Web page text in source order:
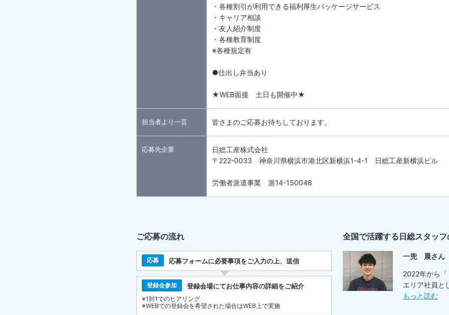
・各種割引が利用できる福利厚生パッケージサービス
・キャリア相談
・友人紹介制度
・各種教育制度
※各種規定有
●仕出し弁当あり
★WEB面接 土日も開催中★
担当者より一言 皆さまのご応募お待ちしております。
応募先企業
日総工産株式会社
〒222-0033 神奈川県横浜市港北区新横浜1-4-1 日総工産新横浜ビル
労働者派遣事業 派14-150048
ご応募の流れ
応募 応募フォームに必要事項をご入力の上、送信
登録会参加 登録会場にてお仕事内容の詳細をご紹介
※1対1でのヒアリング
※WEBでの登録会を希望された場合はWEB上で実施
全国で活躍する日総スタッ
一兜 晨さん
2022年から
エリア社員と
もっと読む